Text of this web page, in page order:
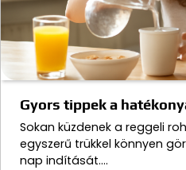
Gyors tippek a
Sokan küzdenek a reggeli
egyszerű trükkel könnyen
nap indítását.…